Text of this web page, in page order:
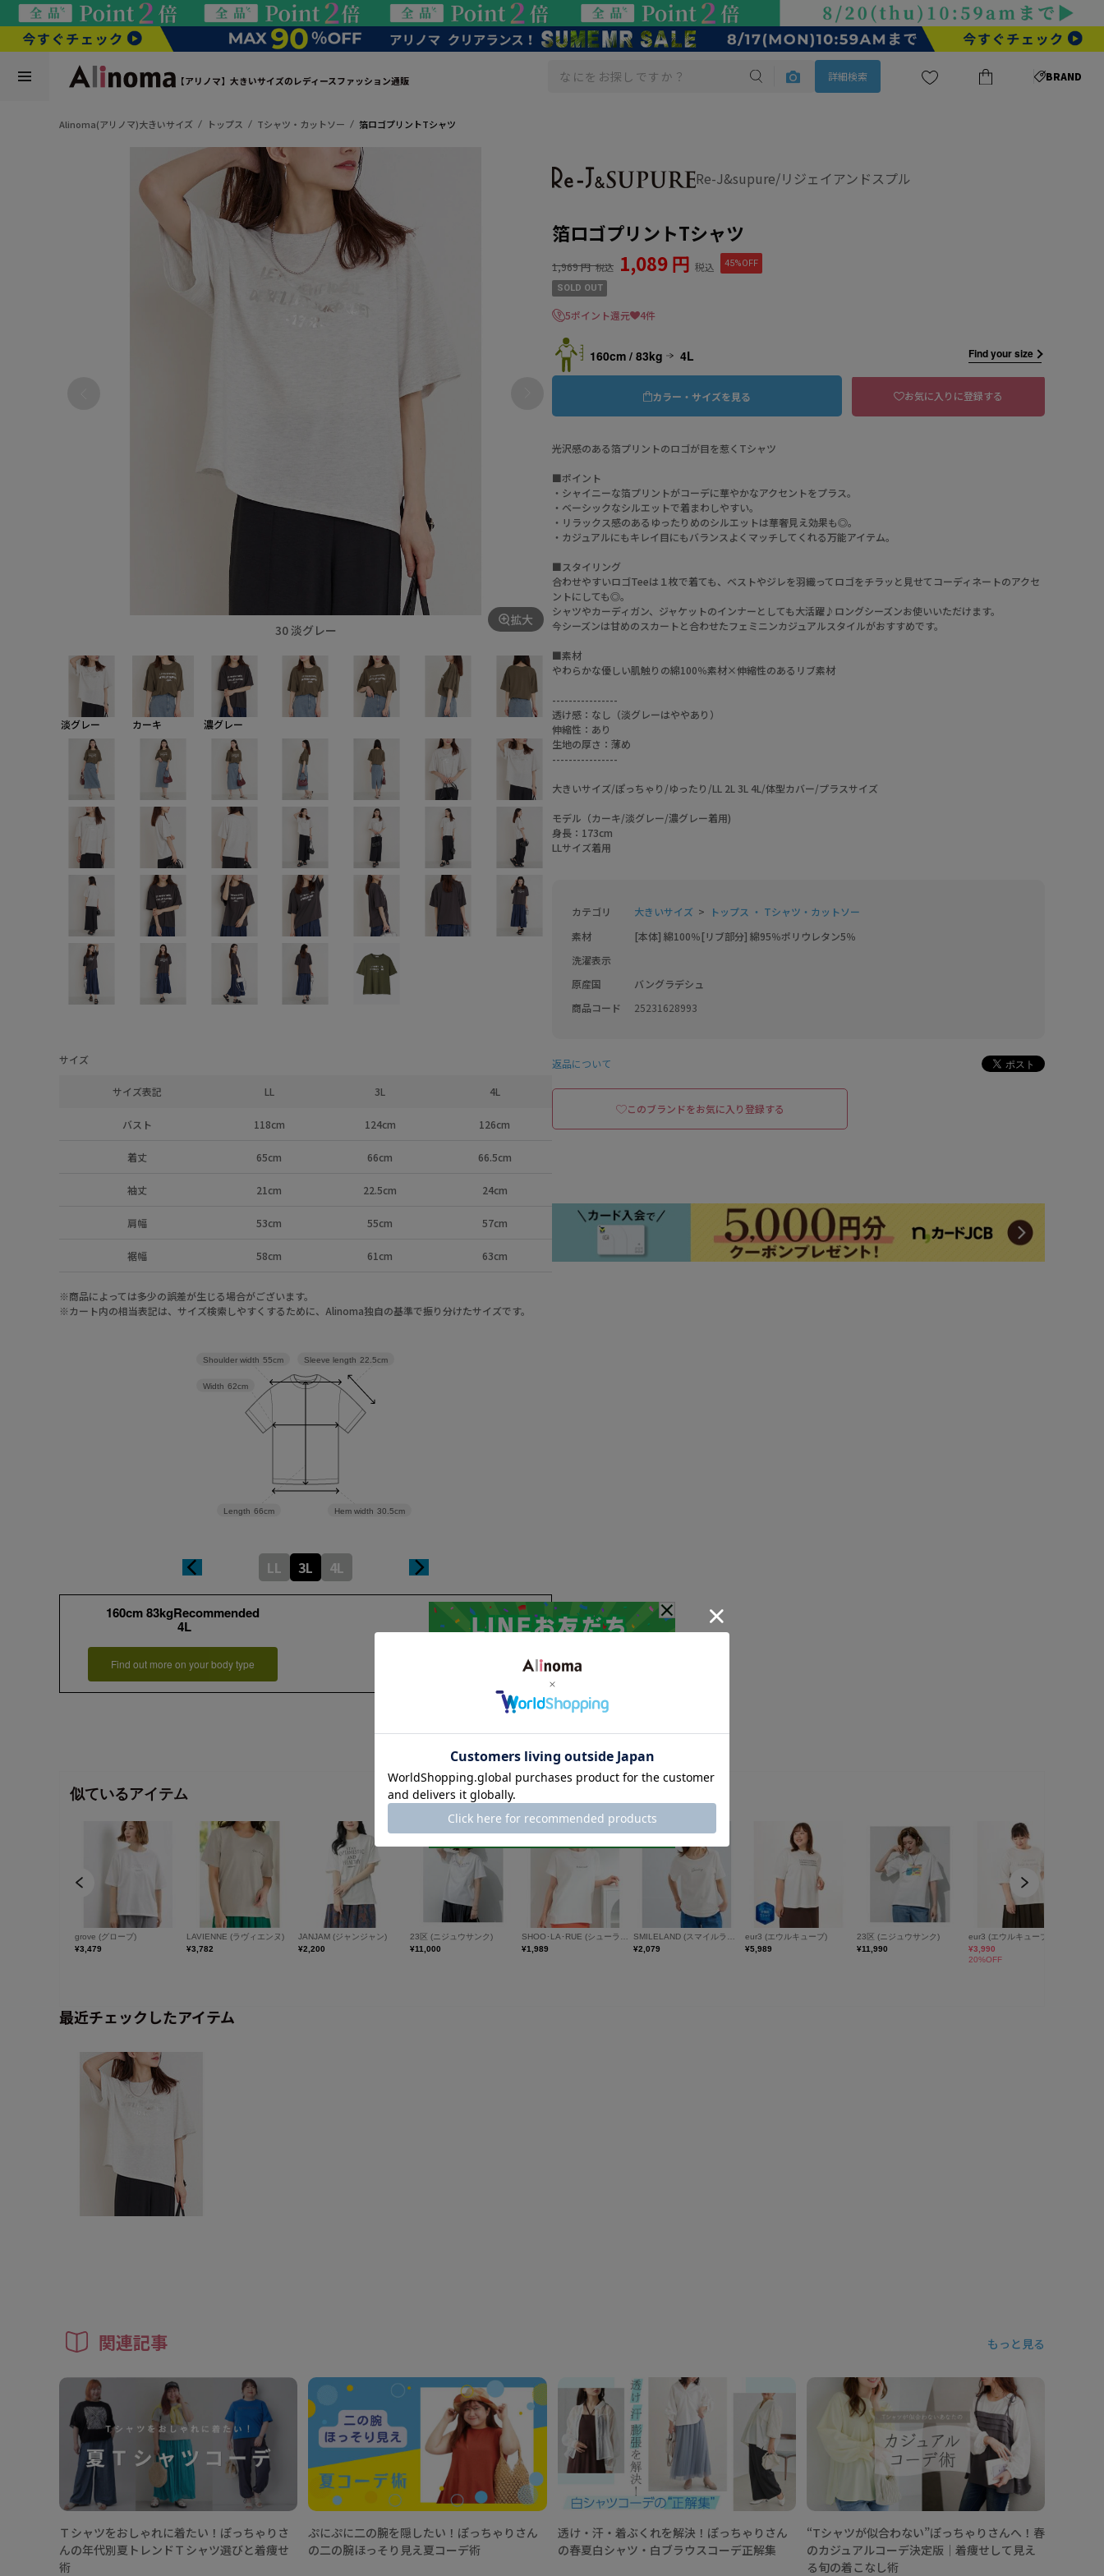
【アリノマ】大きいサイズのレディースファッション通販 詳細検索 BRAND
Alinoma(アリノマ)大きいサイズ トップス Tシャツ・カットソー 箔ロゴプリントTシャツ
30 淡グレー 51 カーキ
拡大
淡グレー カーキ 濃グレー
サイズ
サイズ表記 LL 3L 4L
バスト 118cm 124cm 126cm
着丈 65cm 66cm 66.5cm
袖丈 21cm 22.5cm 24cm
肩幅 53cm 55cm 57cm
裾幅 58cm 61cm 63cm
※商品によっては多少の誤差が生じる場合がございます。
※カート内の相当表記は、サイズ検索しやすくするために、Alinoma独自の基準で振り分けたサイズです。
Hem width 30.5cm
Sleeve length 22.5cm
Length 66cm
Width 62cm
Shoulder width 55cm
LL 3L 4L
160cm 83kgRecommended
4L
Find out more on your body type
Re-J&supure/リジェイアンドスプル
箔ロゴプリントTシャツ
1,969 円 税込 1,089 円 税込 45%OFF
SOLD OUT
5ポイント還元 4件
160cm / 83kg 4L Find your size
カラー・サイズを見る お気に入りに登録する
光沢感のある箔プリントのロゴが目を惹くTシャツ
■ポイント
・シャイニーな箔プリントがコーデに華やかなアクセントをプラス。
・ベーシックなシルエットで着まわしやすい。
・リラックス感のあるゆったりめのシルエットは華奢見え効果も◎。
・カジュアルにもキレイ目にもバランスよくマッチしてくれる万能アイテム。
■スタイリング
合わせやすいロゴTeeは１枚で着ても、ベストやジレを羽織ってロゴをチラッと見せてコーディネートのアクセ
ントにしても◎。
シャツやカーディガン、ジャケットのインナーとしても大活躍♪ロングシーズンお使いいただけます。
今シーズンは甘めのスカートと合わせたフェミニンカジュアルスタイルがおすすめです。
■素材
やわらかな優しい肌触りの綿100％素材×伸縮性のあるリブ素材
----------------
透け感：なし（淡グレーはややあり）
伸縮性：あり
生地の厚さ：薄め
----------------
大きいサイズ/ぽっちゃり/ゆったり/LL 2L 3L 4L/体型カバー/プラスサイズ
モデル（カーキ/淡グレー/濃グレー着用)
身長：173cm
LLサイズ着用
カテゴリ 大きいサイズ
トップス ・ Tシャツ・カットソー
素材
[本体] 綿100％[リブ部分] 綿95％ポリウレタン5％
洗濯表示
原産国
バングラデシュ
商品コード
25231628993
返品について
このブランドをお気に入り登録する
最近チェックしたアイテム
関連記事 もっと見る
Ｔシャツをおしゃれに着たい！ぽっちゃりさ
んの年代別夏トレンドＴシャツ選びと着痩せ
術
ぷにぷに二の腕を隠したい！ぽっちゃりさん
の二の腕ほっそり見え夏コーデ術
透け・汗・着ぶくれを解決！ぽっちゃりさん
の春夏白シャツ・白ブラウスコーデ正解集
“Tシャツが似合わない”ぽっちゃりさんへ！春
のカジュアルコーデ決定版│着痩せして見え
る旬の着こなし術